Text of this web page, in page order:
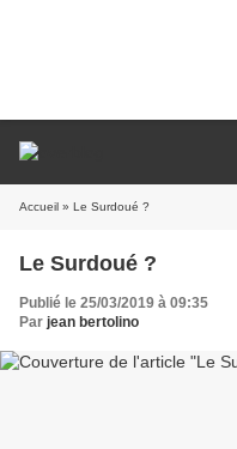
Accueil » Le Surdoué ?
Le Surdoué ?
Publié le 25/03/2019 à 09:35
Par jean bertolino